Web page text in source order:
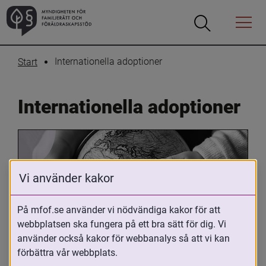
Öppna
Öppna
Menyn
Start Internationella adoptioner
Internationella adoptioner
Oavsett om du är adopterad,
adoptivförälder eller arbetar med
Vi använder kakor
På mfof.se använder vi nödvändiga kakor för att
webbplatsen ska fungera på ett bra sätt för dig. Vi
använder också kakor för webbanalys så att vi kan
förbättra vår webbplats.